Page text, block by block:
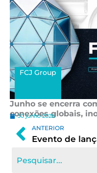
FCJ Group
Junho se encerra
conexões globais,
30 junho 2026
Prev
ANTERIOR